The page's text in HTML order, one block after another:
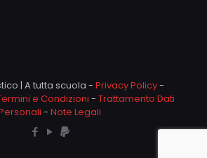
| A tutta scuola - Privacy Policy-
e Condizioni - Trattamento Dati
- Note Legali